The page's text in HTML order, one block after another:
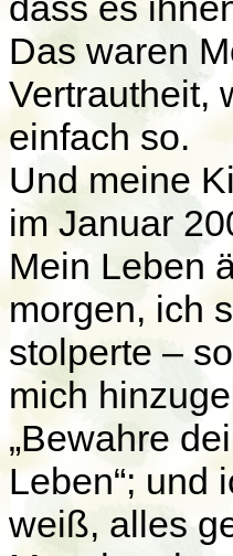
Das waren
Vertrautheit,
einfach so.
Und meine
im Januar
Mein Leben
morgen, ich
stolperte –
mich
„Bewahre
Leben“; und
weiß, alles